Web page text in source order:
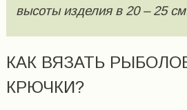
высоты изделия в 20 – 25
КАК ВЯЗАТЬ
КРЮЧКИ?